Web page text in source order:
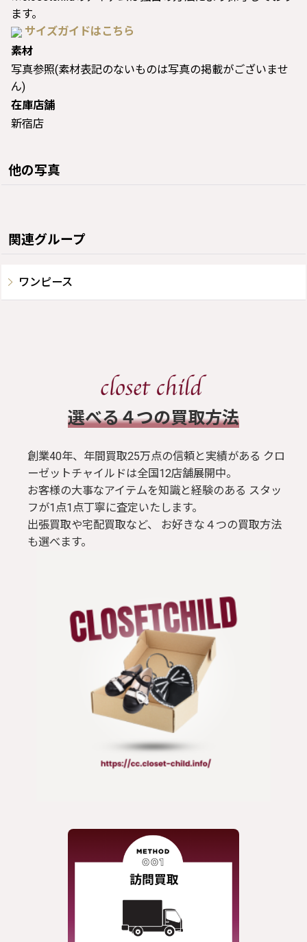
ます。
サイズガイドはこちら
素材
写真参照(素材表記のないものは写真の掲載がございませ
ん)
在庫店舗
新宿店
他の写真
関連グループ
ワンピース
​選べる４つの買取方法
創業40年、年間買取25万点の信頼と実績がある クロ
ーゼットチャイルドは全国12店舗展開中。
お客様の大事なアイテムを知識と経験のある スタッ
フが1点1点丁寧に査定いたします。
出張買取や宅配買取など、 お好きな４つの買取方法
も選べます。